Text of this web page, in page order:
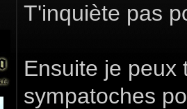
T'inquiète pas
Ensuite je peux
sympatoches